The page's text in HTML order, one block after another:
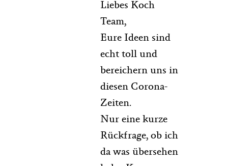
Liebes Koch
Team,
Eure Ideen sind
echt toll und
bereichern uns in
diesen Corona-
Zeiten.
Nur eine kurze
Rückfrage, ob ich
da was übersehen